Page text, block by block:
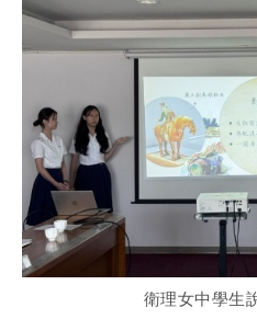
衛理女中學生